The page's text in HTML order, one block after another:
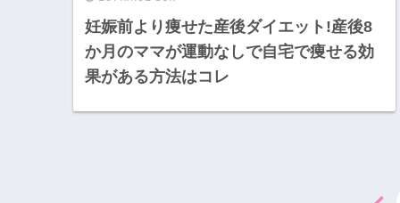
妊娠前より痩せた産後ダイエット!産後8
か月のママが運動なしで自宅で痩せる効
果がある方法はコレ